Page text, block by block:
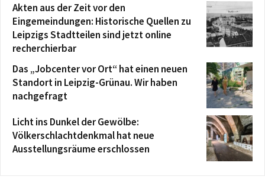
Akten aus der Zeit vor den
Eingemeindungen: Historische Quellen zu
Leipzigs Stadtteilen sind jetzt online
recherchierbar
Das „Jobcenter vor Ort“ hat einen neuen
Standort in Leipzig-Grünau. Wir haben
nachgefragt
Licht ins Dunkel der Gewölbe:
Völkerschlachtdenkmal hat neue
Ausstellungsräume erschlossen